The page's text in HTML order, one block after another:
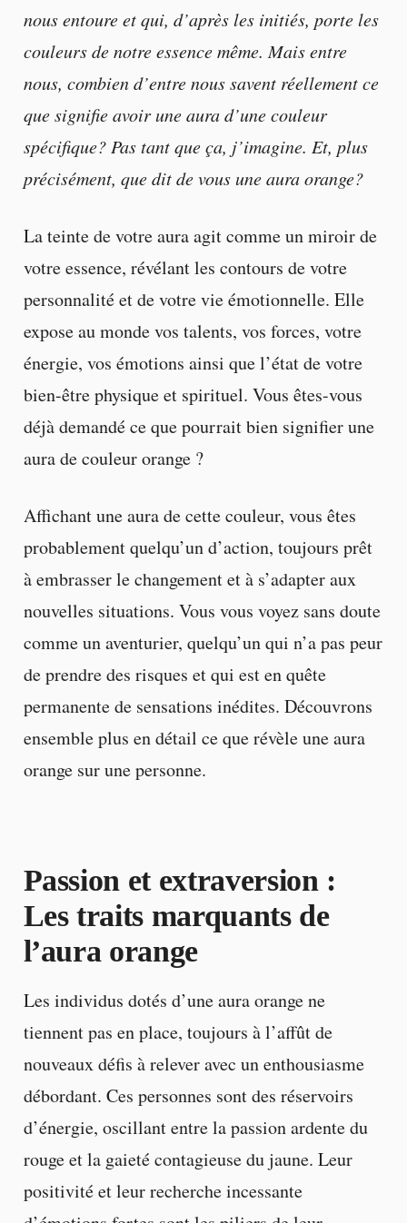
nous entoure et qui, d’après les initiés, porte les
couleurs de notre essence même. Mais entre
nous, combien d’entre nous savent réellement ce
que signifie avoir une aura d’une couleur
spécifique? Pas tant que ça, j’imagine. Et, plus
précisément, que dit de vous une aura orange?
La teinte de votre aura agit comme un miroir de
votre essence, révélant les contours de votre
personnalité et de votre vie émotionnelle. Elle
expose au monde vos talents, vos forces, votre
énergie, vos émotions ainsi que l’état de votre
bien-être physique et spirituel. Vous êtes-vous
déjà demandé ce que pourrait bien signifier une
aura de couleur orange ?
Affichant une aura de cette couleur, vous êtes
probablement quelqu’un d’action, toujours prêt
à embrasser le changement et à s’adapter aux
nouvelles situations. Vous vous voyez sans doute
comme un aventurier, quelqu’un qui n’a pas peur
de prendre des risques et qui est en quête
permanente de sensations inédites. Découvrons
ensemble plus en détail ce que révèle une aura
orange sur une personne.
Passion et extraversion :
Les traits marquants de
l’aura orange
Les individus dotés d’une aura orange ne
tiennent pas en place, toujours à l’affût de
nouveaux défis à relever avec un enthousiasme
débordant. Ces personnes sont des réservoirs
d’énergie, oscillant entre la passion ardente du
rouge et la gaieté contagieuse du jaune. Leur
positivité et leur recherche incessante